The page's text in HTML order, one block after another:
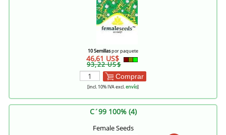
10 Semillaspor paquete
46,61 US$
93,22 US$
Comprar
[incl. 10% IVA excl.envío]
C´99 100% (4)
Female Seeds